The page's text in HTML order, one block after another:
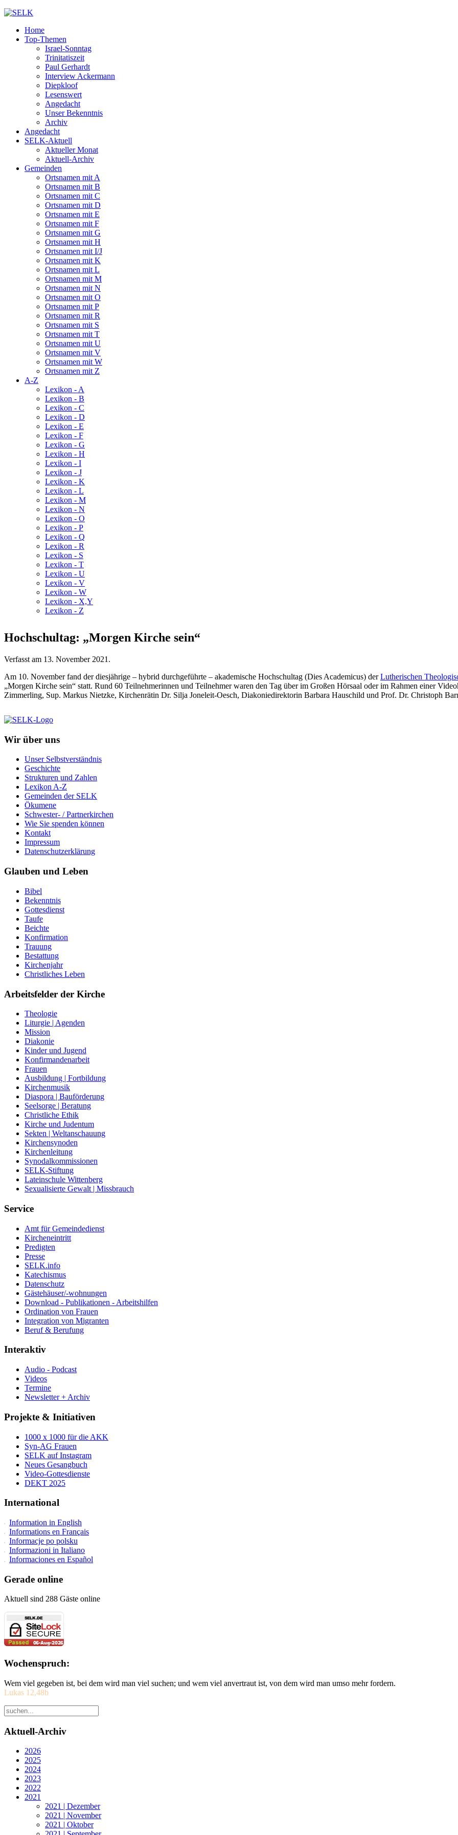
Home
Top-Themen
Israel-Sonntag
Trinitatiszeit
Paul Gerhardt
Interview Ackermann
Diepkloof
Lesenswert
Angedacht
Unser Bekenntnis
Archiv
Angedacht
SELK-Aktuell
Aktueller Monat
Aktuell-Archiv
Gemeinden
Ortsnamen mit A
Ortsnamen mit B
Ortsnamen mit C
Ortsnamen mit D
Ortsnamen mit E
Ortsnamen mit F
Ortsnamen mit G
Ortsnamen mit H
Ortsnamen mit I/J
Ortsnamen mit K
Ortsnamen mit L
Ortsnamen mit M
Ortsnamen mit N
Ortsnamen mit O
Ortsnamen mit P
Ortsnamen mit R
Ortsnamen mit S
Ortsnamen mit T
Ortsnamen mit U
Ortsnamen mit V
Ortsnamen mit W
Ortsnamen mit Z
A-Z
Lexikon - A
Lexikon - B
Lexikon - C
Lexikon - D
Lexikon - E
Lexikon - F
Lexikon - G
Lexikon - H
Lexikon - I
Lexikon - J
Lexikon - K
Lexikon - L
Lexikon - M
Lexikon - N
Lexikon - O
Lexikon - P
Lexikon - Q
Lexikon - R
Lexikon - S
Lexikon - T
Lexikon - U
Lexikon - V
Lexikon - W
Lexikon - X,Y
Lexikon - Z
Hochschultag: „Morgen Kirche sein“
Verfasst am 13. November 2021 .
Am 10. November fand der diesjährige – hybrid durchgeführte – akademische Hochschultag (Dies Academicus) derLutherischen
„Morgen Kirche sein“ statt. Rund 60 Teilnehmerinnen und Teilnehmer waren den Tag über im Großen Hörsaal oder im Rahmen einer
Zimmerling, Sup. Markus Nietzke, Kirchenrätin Dr. Silja Joneleit-Oesch, Diakoniedirektorin Barbara Hauschild und Prof. Dr. Christoph
Wir über uns
Unser Selbstverständnis
Geschichte
Strukturen und Zahlen
Lexikon A-Z
Gemeinden der SELK
Ökumene
Schwester- / Partnerkirchen
Wie Sie spenden können
Kontakt
Impressum
Datenschutzerklärung
Glauben und Leben
Bibel
Bekenntnis
Gottesdienst
Taufe
Beichte
Konfirmation
Trauung
Bestattung
Kirchenjahr
Christliches Leben
Arbeitsfelder der Kirche
Theologie
Liturgie | Agenden
Mission
Diakonie
Kinder und Jugend
Konfirmandenarbeit
Frauen
Ausbildung | Fortbildung
Kirchenmusik
Diaspora | Bauförderung
Seelsorge | Beratung
Christliche Ethik
Kirche und Judentum
Sekten | Weltanschauung
Kirchensynoden
Kirchenleitung
Synodalkommissionen
SELK-Stiftung
Lateinschule Wittenberg
Sexualisierte Gewalt | Missbrauch
Service
Amt für Gemeindedienst
Kircheneintritt
Predigten
Presse
SELK.info
Katechismus
Datenschutz
Gästehäuser/-wohnungen
Download - Publikationen - Arbeitshilfen
Ordination von Frauen
Integration von Migranten
Beruf & Berufung
Interaktiv
Audio - Podcast
Videos
Termine
Newsletter + Archiv
Projekte & Initiativen
1000 x 1000 für die AKK
Syn-AG Frauen
SELK auf Instagram
Neues Gesangbuch
Video-Gottesdienste
DEKT 2025
International
Information in English
Informations en Français
Informacje po polsku
Informazioni in Italiano
Informaciones en Español
Gerade online
Aktuell sind 288 Gäste online
Wochenspruch:
Wem viel gegeben ist, bei dem wird man viel suchen; und wem viel anvertraut ist, von dem wird man umso mehr fordern.
Lukas 12,48b
Aktuell-Archiv
2026
2025
2024
2023
2022
2021
2021 | Dezember
2021 | November
2021 | Oktober